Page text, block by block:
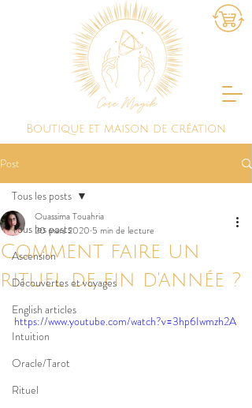
Boutique et maison de création
Post
Tous les posts
Ascension
Découvertes et voyages
English articles
Intuition
Oracle/Tarot
Rituel
Tous les posts
Comment faire un
rituel de fin d'année ?
Ouassima Touahria
20 mars 2020 5 min de lecture
https://www.youtube.com/watch?v=3hp6Iwmzh2A